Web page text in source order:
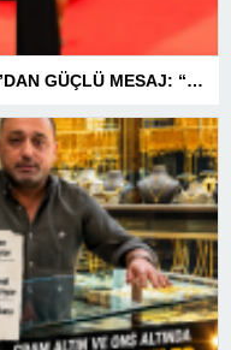
MHP’DE KAN DEĞİŞİMİNE TÜRKAV’DAN GÜÇLÜ MESAJ: “BİRLİK VE BERABERLİKLE DAHA GÜÇLÜYÜZ”